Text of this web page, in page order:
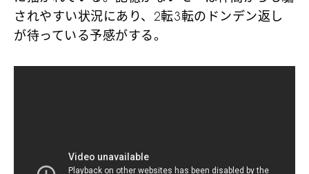
されやすい状況にあり、2転3転のドンデン返し
が待っている予感がする。